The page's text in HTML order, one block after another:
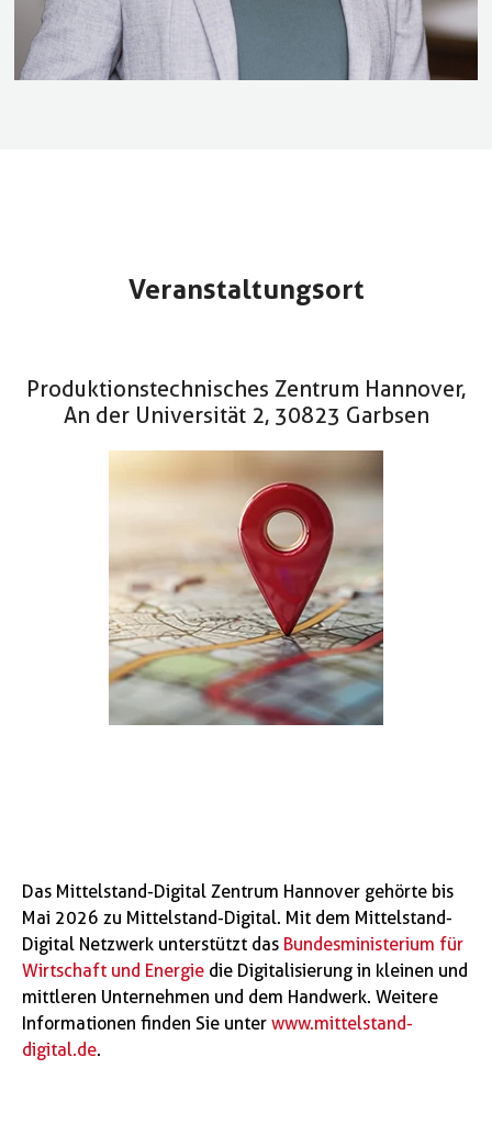
Veranstaltungsort
Produktionstechnisches Zentrum Hannover,
An der Universität 2, 30823 Garbsen
Das Mittelstand-Digital Zentrum Hannover gehörte bis
Mai 2026 zu Mittelstand-Digital. Mit dem Mittelstand-
Digital Netzwerk unterstützt das Bundesministerium für
Wirtschaft und Energie die Digitalisierung in kleinen und
mittleren Unternehmen und dem Handwerk. Weitere
Informationen finden Sie unter www.mittelstand-
digital.de.